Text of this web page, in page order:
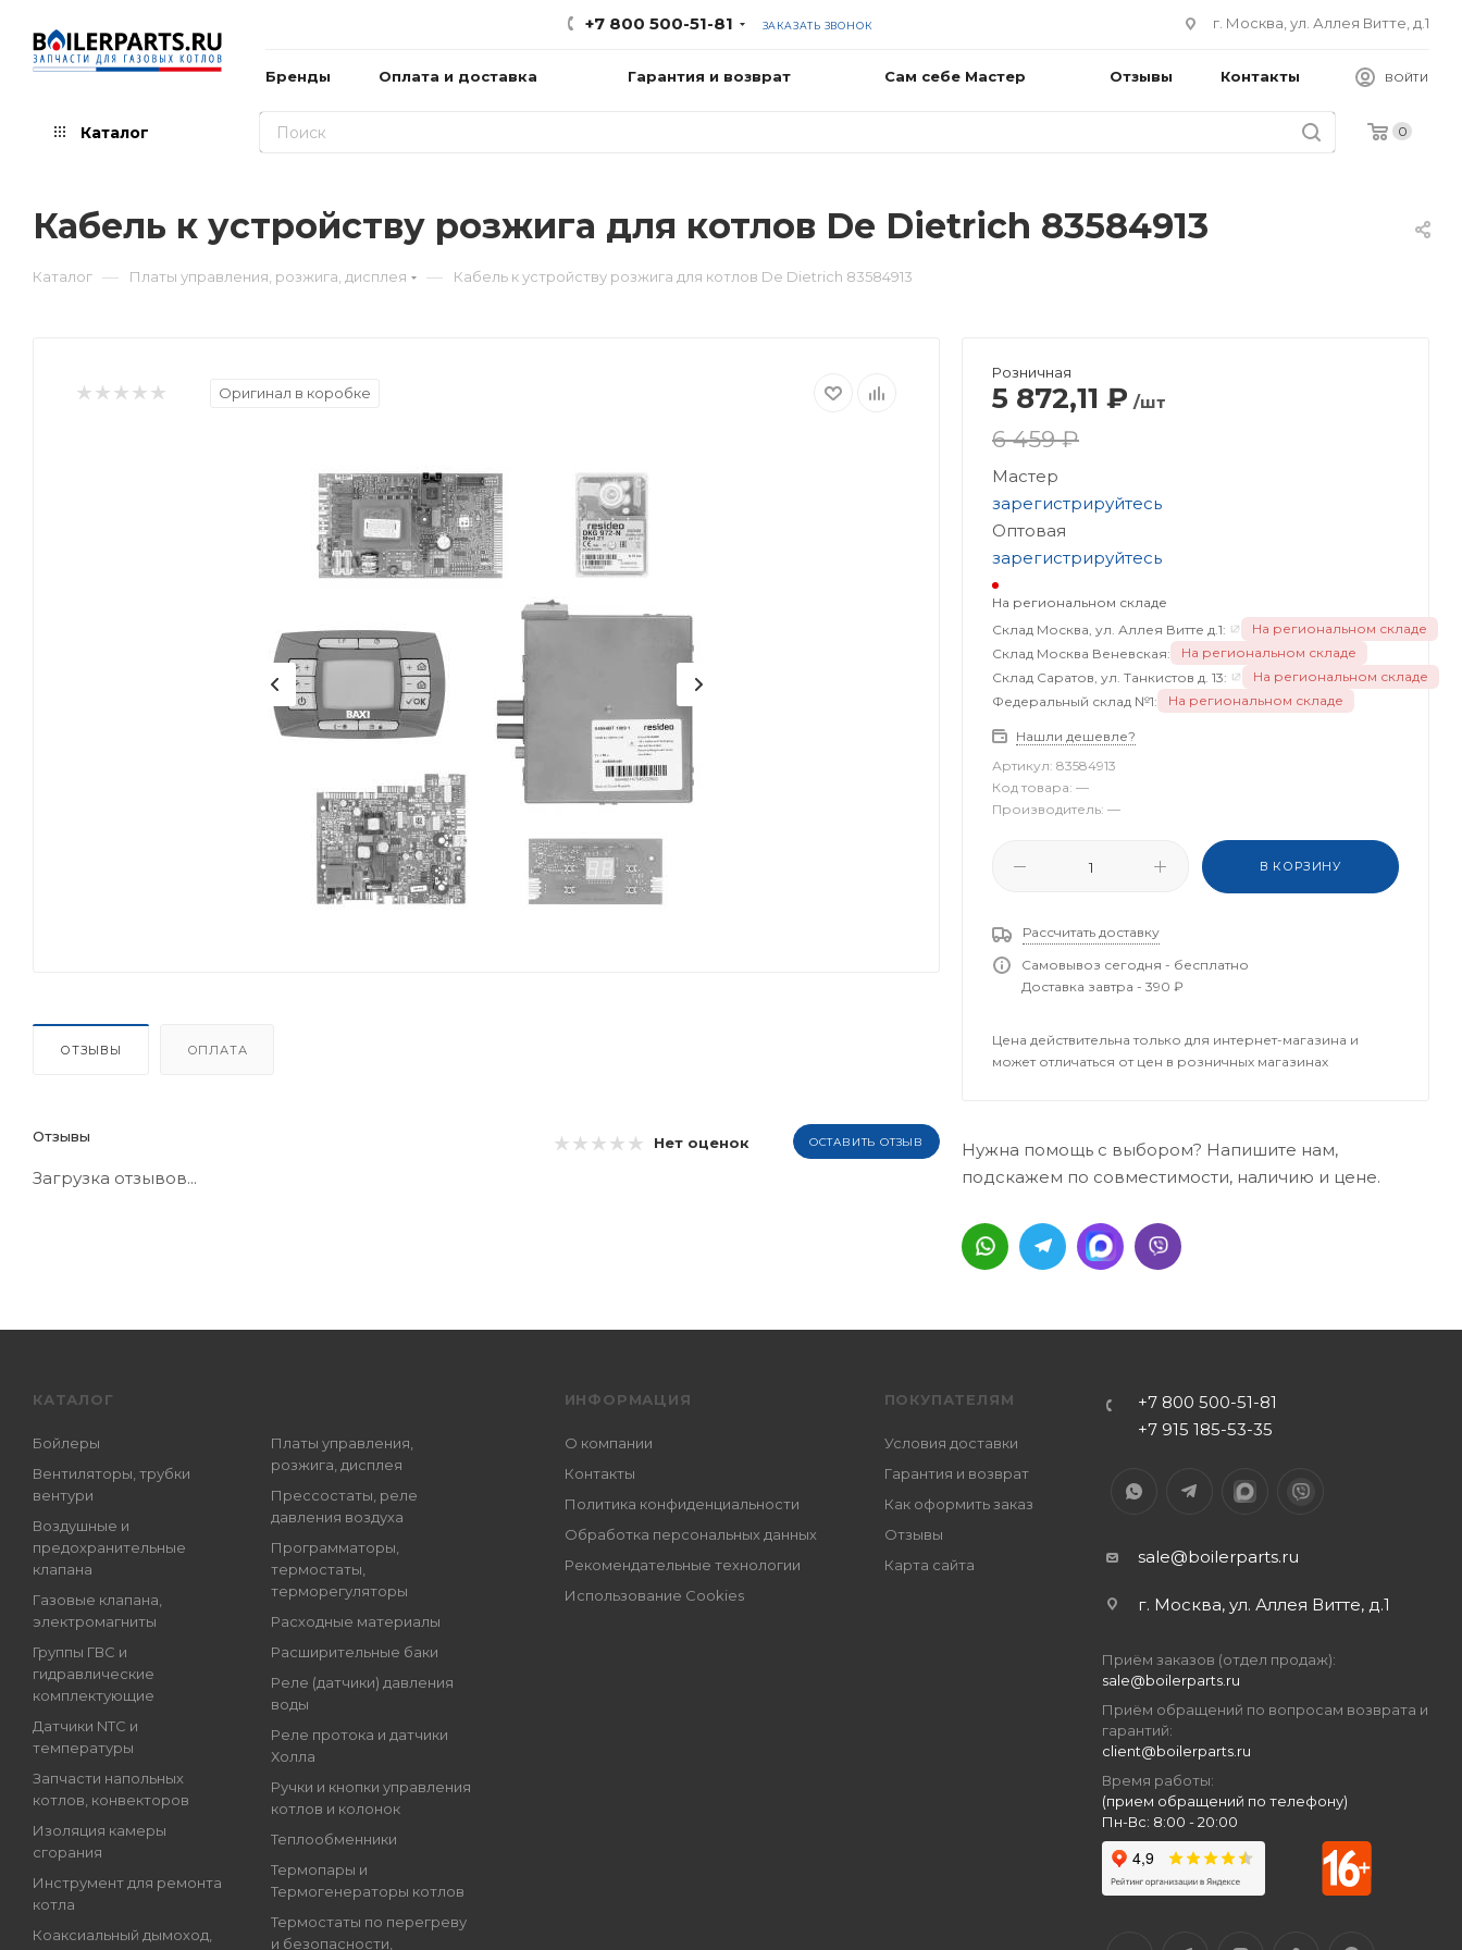
+7 800 500-51-81 ЗАКАЗАТЬ ЗВОНОК г. Москва, ул. Аллея Витте, д.1
Бренды Оплата и доставка Гарантия и возврат Сам себе Мастер Отзывы Контакты ВОЙТИ
Каталог 0
Кабель к устройству розжига для котлов De Dietrich 83584913
Каталог — Платы управления, розжига, дисплея — Кабель к устройству розжига для котлов De Dietrich 83584913
Оригинал в коробке
ОТЗЫВЫ ОПЛАТА
Отзывы Нет оценок ОСТАВИТЬ ОТЗЫВ
Загрузка отзывов...
Розничная
5 872,11 ₽ /шт
6 459 ₽
Мастер
зарегистрируйтесь
Оптовая
зарегистрируйтесь
На региональном складе
Склад Москва, ул. Аллея Витте д.1:
На региональном складе
Склад Москва Веневская:
На региональном складе
Склад Саратов, ул. Танкистов д. 13:
На региональном складе
Федеральный склад №1:
На региональном складе
Нашли дешевле?
Артикул: 83584913
Код товара: —
Производитель: —
В КОРЗИНУ
Рассчитать доставку
Самовывоз сегодня - бесплатно
Доставка завтра - 390 ₽
Цена действительна только для интернет-магазина и
может отличаться от цен в розничных магазинах
Нужна помощь с выбором? Напишите нам,
подскажем по совместимости, наличию и цене.
КАТАЛОГ
Бойлеры
Вентиляторы, трубки
вентури
Воздушные и
предохранительные
клапана
Газовые клапана,
электромагниты
Группы ГВС и
гидравлические
комплектующие
Датчики NTC и
температуры
Запчасти напольных
котлов, конвекторов
Изоляция камеры
сгорания
Инструмент для ремонта
котла
Коаксиальный дымоход,
Платы управления,
розжига, дисплея
Прессостаты, реле
давления воздуха
Программаторы,
термостаты,
терморегуляторы
Расходные материалы
Расширительные баки
Реле (датчики) давления
воды
Реле протока и датчики
Холла
Ручки и кнопки управления
котлов и колонок
Теплообменники
Термопары и
Термогенераторы котлов
Термостаты по перегреву
и безопасности,
ИНФОРМАЦИЯ
О компании
Контакты
Политика конфиденциальности
Обработка персональных данных
Рекомендательные технологии
Использование Cookies
ПОКУПАТЕЛЯМ
Условия доставки
Гарантия и возврат
Как оформить заказ
Отзывы
Карта сайта
+7 800 500-51-81
+7 915 185-53-35
sale@boilerparts.ru
г. Москва, ул. Аллея Витте, д.1
Приём заказов (отдел продаж):
sale@boilerparts.ru
Приём обращений по вопросам возврата и
гарантий:
client@boilerparts.ru
Время работы:
(прием обращений по телефону)
Пн-Вс: 8:00 - 20:00